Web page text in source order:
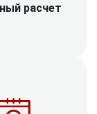
расчет